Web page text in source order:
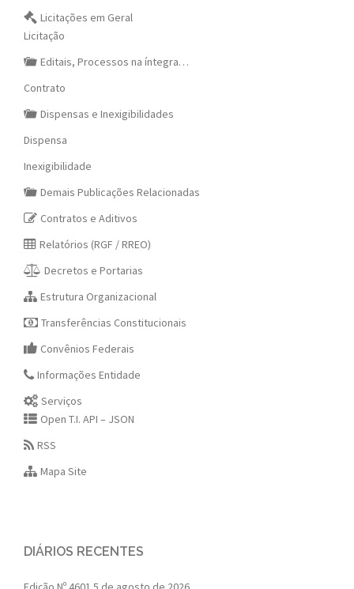
Licitações em Geral
Licitação
Editais, Processos na íntegra…
Contrato
Dispensas e Inexigibilidades
Dispensa
Inexigibilidade
Demais Publicações Relacionadas
Contratos e Aditivos
Relatórios (RGF / RREO)
Decretos e Portarias
Estrutura Organizacional
Transferências Constitucionais
Convênios Federais
Informações Entidade
Serviços
Open T.I. API – JSON
RSS
Mapa Site
DIÁRIOS RECENTES